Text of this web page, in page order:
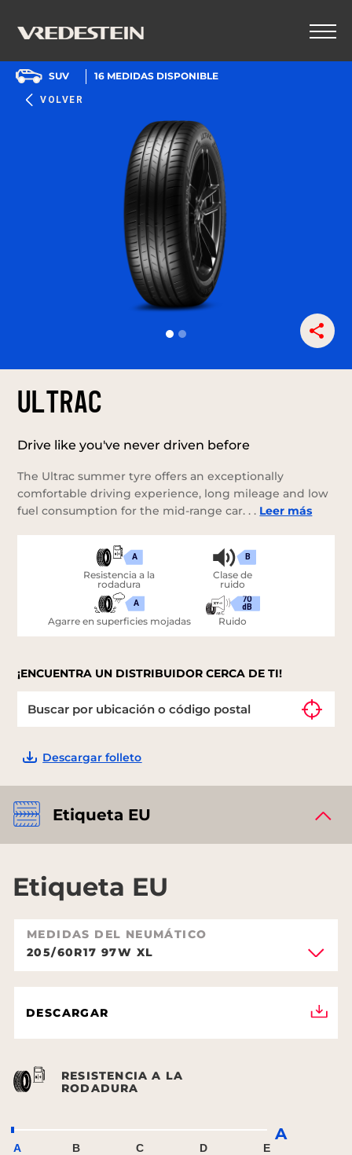
VOLVER
SUV 16 MEDIDAS DISPONIBLE
ULTRAC
Drive like you've never driven before
The Ultrac summer tyre offers an exceptionally
comfortable driving experience, long mileage and low
fuel consumption for the mid-range car. . . Leer más
A
Resistencia a la
rodadura
A
Agarre en superficies mojadas
B
Clase de
ruido
70
dB
Ruido
¡ENCUENTRA UN DISTRIBUIDOR CERCA DE TI!
Descargar folleto
Etiqueta EU
Etiqueta EU
MEDIDAS DEL NEUMÁTICO
205/60R17 97W XL
DESCARGAR
RESISTENCIA A LA
RODADURA
A B C D E
A